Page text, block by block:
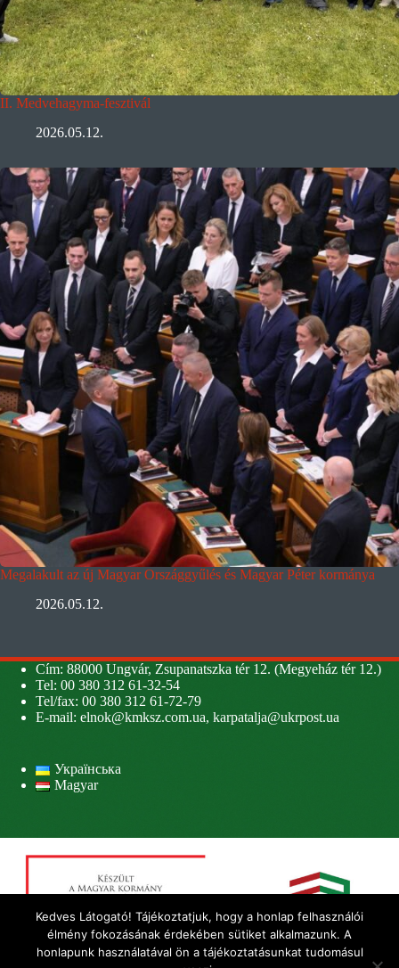
II. Medvehagyma-fesztivál
2026.05.12.
Megalakult az új Magyar Országgyűlés és Magyar Péter kormánya
2026.05.12.
Cím: 88000 Ungvár, Zsupanatszka tér 12. (Megyeház tér 12.)
Tel: 00 380 312 61-32-54
Tel/fax: 00 380 312 61-72-79
E-mail: elnok@kmksz.com.ua, karpatalja@ukrpost.ua
Українська
Magyar
Kedves Látogató! Tájékoztatjuk, hogy a honlap felhasználói
élmény fokozásának érdekében sütiket alkalmazunk. A
honlapunk használatával ön a tájékoztatásunkat tudomásul